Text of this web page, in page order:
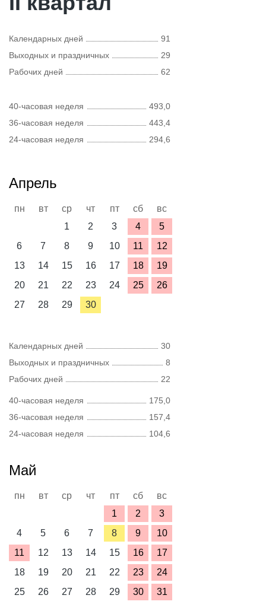
Календарных дней
91
Выходных и праздничных
29
Рабочих дней
62
40-часовая неделя
493,0
36-часовая неделя
443,4
24-часовая неделя
294,6
Апрель
пн вт ср чт пт сб
вс
1
2 3 4
5
6
7 8 9 10 11
12
13
14 15 16 17 18
19
20
21 22 23 24 25
26
27
28 29 30
Календарных дней
30
Выходных и праздничных
8
Рабочих дней
22
40-часовая неделя
175,0
36-часовая неделя
157,4
24-часовая неделя
104,6
Май
пн вт ср чт пт сб
вс
1
2
3
4
5 6 7 8 9
10
11
12 13 14 15 16
17
18
19 20 21 22 23
24
25
26 27 28 29 30 31